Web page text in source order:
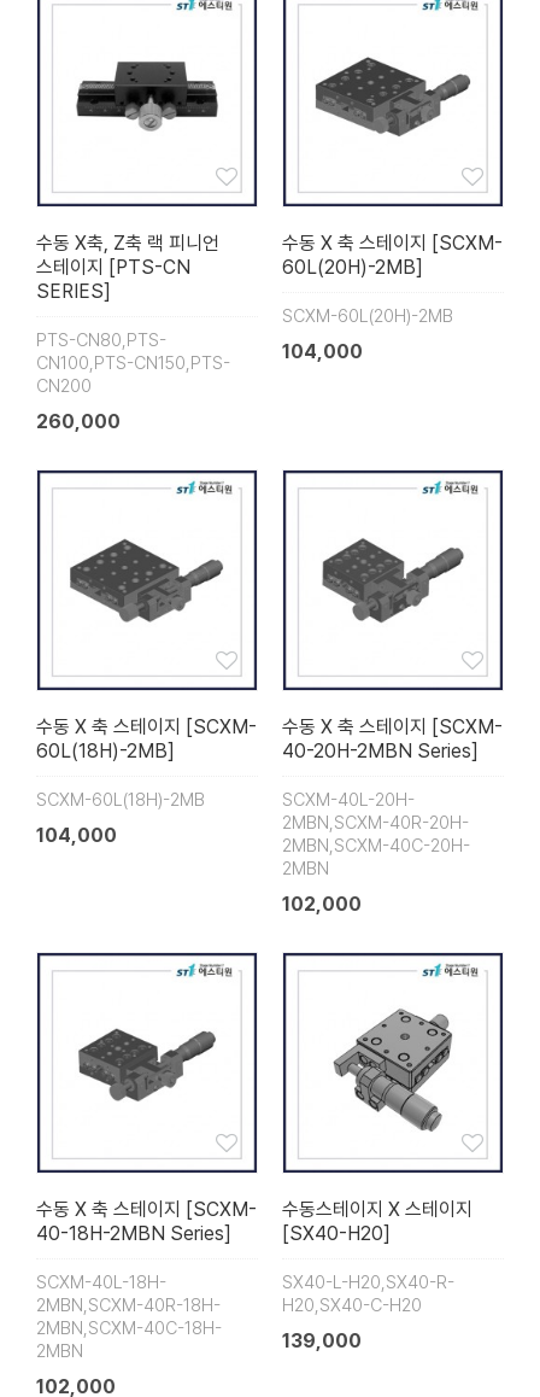
수동 X축, Z축 랙 피니언
스테이지 [PTS-CN
SERIES]
PTS-CN80,PTS-
CN100,PTS-CN150,PTS-
CN200
260,000
수동 X 축 스테이지 [SCXM-
60L(20H)-2MB]
SCXM-60L(20H)-2MB
104,000
수동 X 축 스테이지 [SCXM-
60L(18H)-2MB]
SCXM-60L(18H)-2MB
104,000
수동 X 축 스테이지 [SCXM-
40-20H-2MBN Series]
SCXM-40L-20H-
2MBN,SCXM-40R-20H-
2MBN,SCXM-40C-20H-
2MBN
102,000
수동 X 축 스테이지 [SCXM-
40-18H-2MBN Series]
SCXM-40L-18H-
2MBN,SCXM-40R-18H-
2MBN,SCXM-40C-18H-
2MBN
102,000
수동스테이지 X 스테이지
[SX40-H20]
SX40-L-H20,SX40-R-
H20,SX40-C-H20
139,000